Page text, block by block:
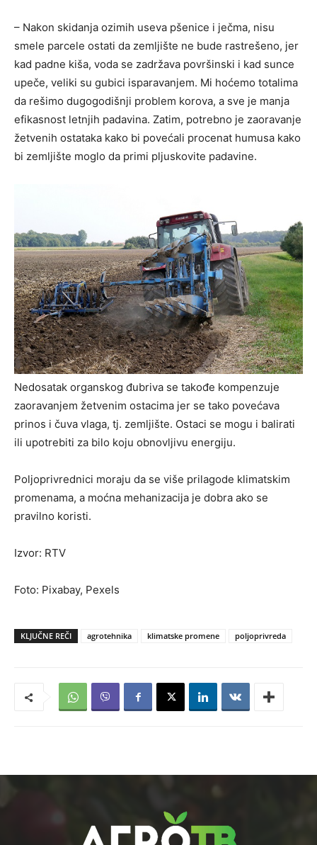
– Nakon skidanja ozimih useva pšenice i ječma, nisu
smele parcele ostati da zemljište ne bude rastrešeno, jer
kad padne kiša, voda se zadržava površinski i kad sunce
upeče, veliki su gubici isparavanjem. Mi hoćemo totalima
da rešimo dugogodišnji problem korova, a sve je manja
efikasnost letnjih padavina. Zatim, potrebno je zaoravanje
žetvenih ostataka kako bi povećali procenat humusa kako
bi zemljište moglo da primi pljuskovite padavine.
Nedosatak organskog đubriva se takođe kompenzuje
zaoravanjem žetvenim ostacima jer se tako povećava
prinos i čuva vlaga, tj. zemljište. Ostaci se mogu i balirati
ili upotrebiti za bilo koju obnovljivu energiju.
Poljoprivrednici moraju da se više prilagode klimatskim
promenama, a moćna mehanizacija je dobra ako se
pravilno koristi.
Izvor: RTV
Foto: Pixabay, Pexels
KLJUČNE REČI agrotehnika klimatske promene poljoprivreda